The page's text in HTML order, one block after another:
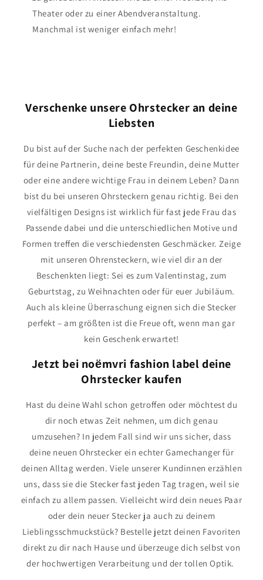
Theater oder zu einer Abendveranstaltung.
Manchmal ist weniger einfach mehr!
Verschenke unsere Ohrstecker an deine
Liebsten
Du bist auf der Suche nach der perfekten Geschenkidee
für deine Partnerin, deine beste Freundin, deine Mutter
oder eine andere wichtige Frau in deinem Leben? Dann
bist du bei unseren Ohrsteckern genau richtig. Bei den
vielfältigen Designs ist wirklich für fast jede Frau das
Passende dabei und die unterschiedlichen Motive und
Formen treffen die verschiedensten Geschmäcker. Zeige
mit unseren Ohrensteckern, wie viel dir an der
Beschenkten liegt: Sei es zum Valentinstag, zum
Geburtstag, zu Weihnachten oder für euer Jubiläum.
Auch als kleine Überraschung eignen sich die Stecker
perfekt – am größten ist die Freue oft, wenn man gar
kein Geschenk erwartet!
Jetzt bei noёmvri fashion label deine
Ohrstecker kaufen
Hast du deine Wahl schon getroffen oder möchtest du
dir noch etwas Zeit nehmen, um dich genau
umzusehen? In jedem Fall sind wir uns sicher, dass
deine neuen Ohrstecker ein echter Gamechanger für
deinen Alltag werden. Viele unserer Kundinnen erzählen
uns, dass sie die Stecker fast jeden Tag tragen, weil sie
einfach zu allem passen. Vielleicht wird dein neues Paar
oder dein neuer Stecker ja auch zu deinem
Lieblingsschmuckstück? Bestelle jetzt deinen Favoriten
direkt zu dir nach Hause und überzeuge dich selbst von
der hochwertigen Verarbeitung und der tollen Optik.